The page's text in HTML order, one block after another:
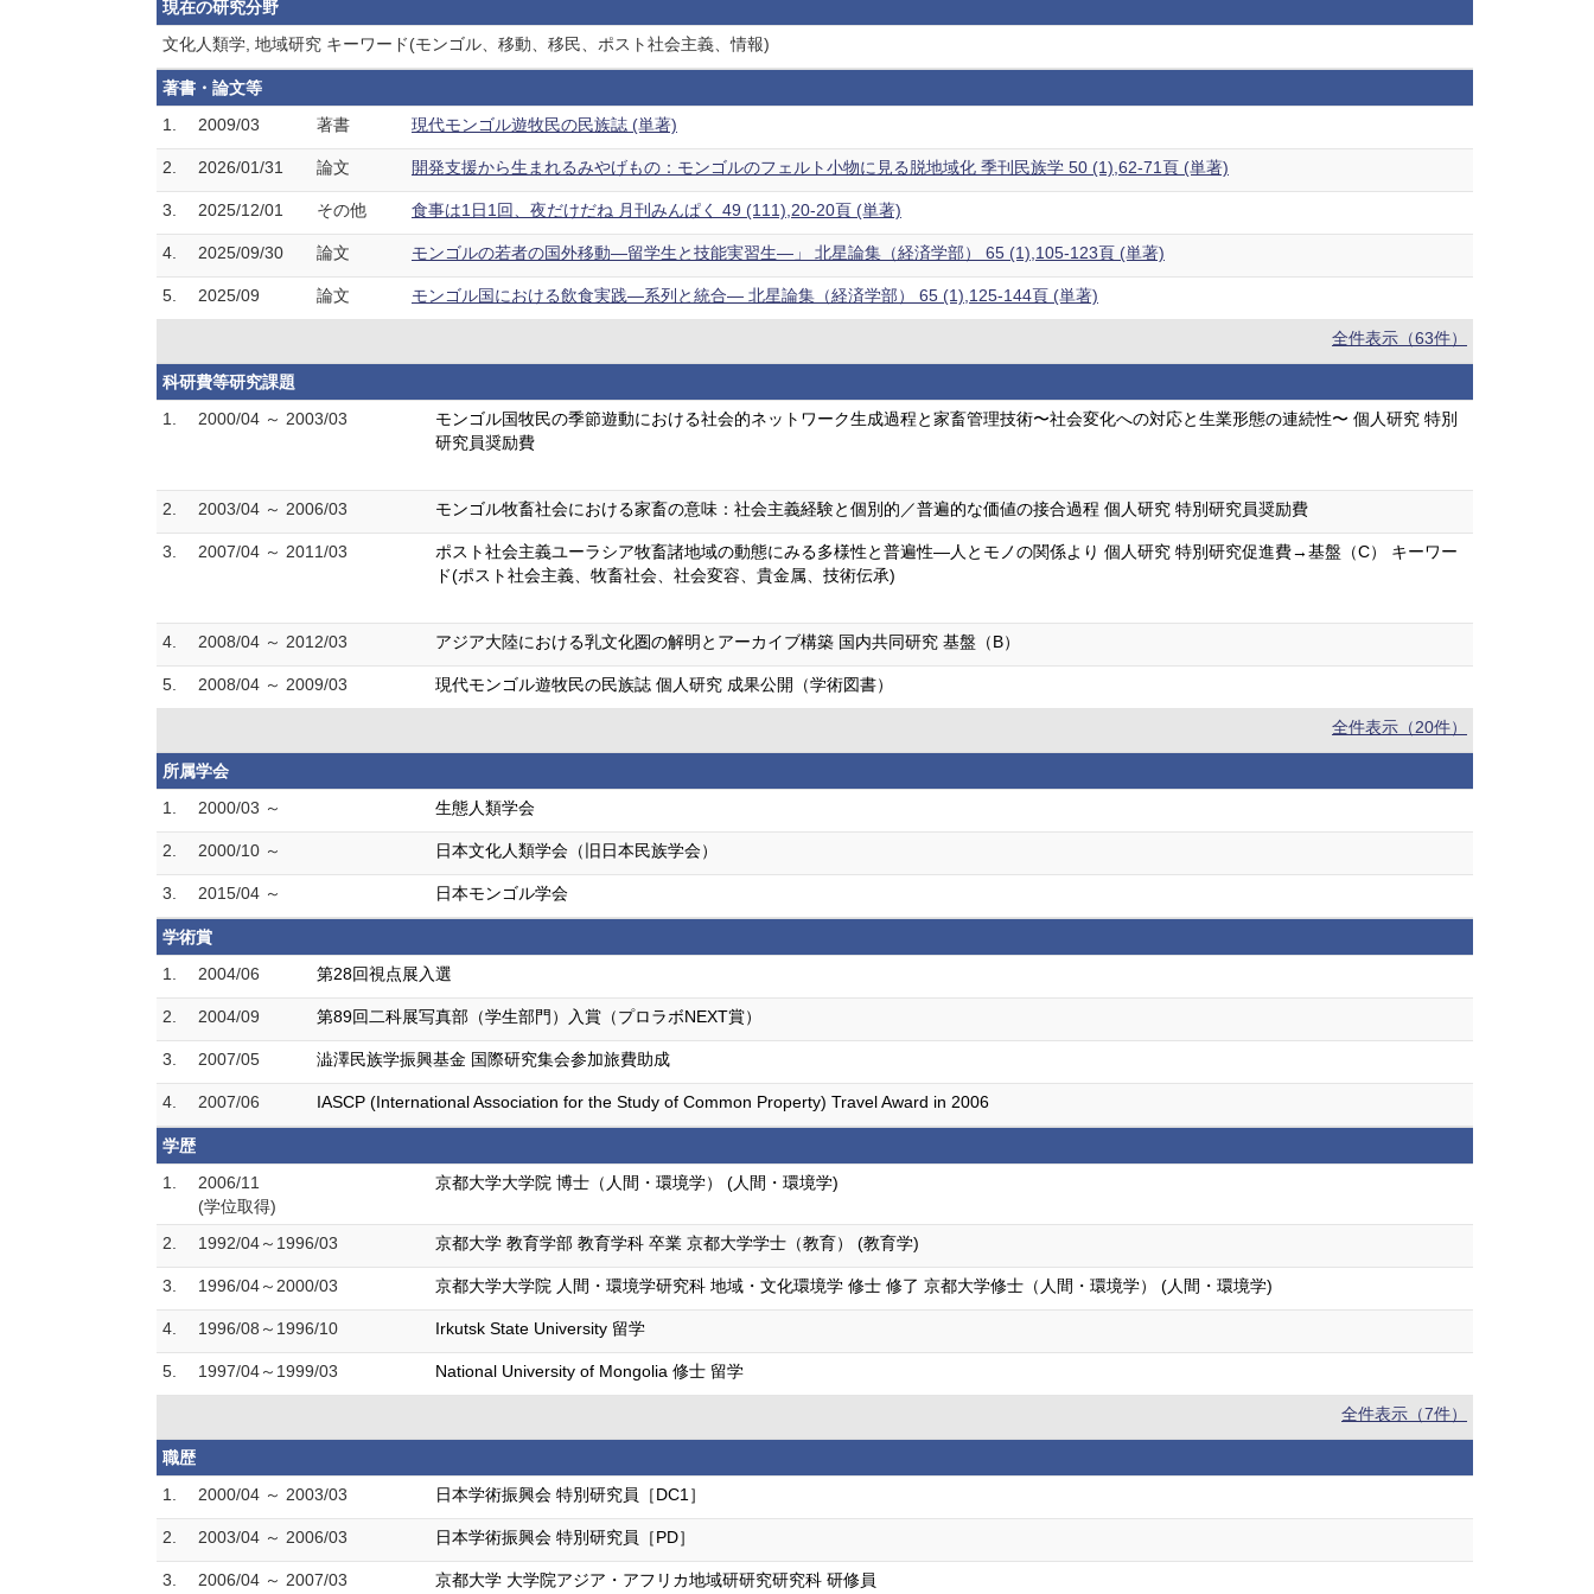
現在の研究分野
文化人類学, 地域研究 キーワード(モンゴル、移動、移民、ポスト社会主義、情報)
著書・論文等
1.
2009/03 著書 現代モンゴル遊牧民の民族誌 (単著)
2. 2026/01/31 論文 開発支援から生まれるみやげもの：モンゴルのフェルト小物に見る脱地域化 季刊民族学 50 (1),62-71頁 (単著)
3. 2025/12/01 その他 食事は1日1回、夜だけだね 月刊みんぱく 49 (111),20-20頁 (単著)
4. 2025/09/30 論文 モンゴルの若者の国外移動―留学生と技能実習生―」 北星論集（経済学部） 65 (1),105-123頁 (単著)
5. 2025/09 論文 モンゴル国における飲食実践―系列と統合― 北星論集（経済学部） 65 (1),125-144頁 (単著)
全件表示（63件）
科研費等研究課題
1.
2000/04 ～ 2003/03
モンゴル国牧民の季節遊動における社会的ネットワーク生成過程と家畜管理技術〜社会変化への対応と生業形態の連続性〜 個人研究 特別
研究員奨励費
2. 2003/04 ～ 2006/03 モンゴル牧畜社会における家畜の意味：社会主義経験と個別的／普遍的な価値の接合過程 個人研究 特別研究員奨励費
3. 2007/04 ～ 2011/03
ポスト社会主義ユーラシア牧畜諸地域の動態にみる多様性と普遍性—人とモノの関係より 個人研究 特別研究促進費→基盤（C） キーワー
ド(ポスト社会主義、牧畜社会、社会変容、貴金属、技術伝承)
4. 2008/04 ～ 2012/03 アジア大陸における乳文化圏の解明とアーカイブ構築 国内共同研究 基盤（B）
5. 2008/04 ～ 2009/03 現代モンゴル遊牧民の民族誌 個人研究 成果公開（学術図書）
全件表示（20件）
所属学会
1.
2000/03 ～ 生態人類学会
2. 2000/10 ～ 日本文化人類学会（旧日本民族学会）
3. 2015/04 ～ 日本モンゴル学会
学術賞
1.
2004/06 第28回視点展入選
2. 2004/09 第89回二科展写真部（学生部門）入賞（プロラボNEXT賞）
3. 2007/05 澁澤民族学振興基金 国際研究集会参加旅費助成
4. 2007/06 IASCP (International Association for the Study of Common Property) Travel Award in 2006
学歴
1.
2006/11
(学位取得)
京都大学大学院 博士（人間・環境学） (人間・環境学)
2. 1992/04～1996/03 京都大学 教育学部 教育学科 卒業 京都大学学士（教育） (教育学)
3. 1996/04～2000/03 京都大学大学院 人間・環境学研究科 地域・文化環境学 修士 修了 京都大学修士（人間・環境学） (人間・環境学)
4. 1996/08～1996/10 Irkutsk State University 留学
5. 1997/04～1999/03 National University of Mongolia 修士 留学
全件表示（7件）
職歴
1.
2000/04 ～ 2003/03 日本学術振興会 特別研究員［DC1］
2. 2003/04 ～ 2006/03 日本学術振興会 特別研究員［PD］
3. 2006/04 ～ 2007/03 京都大学 大学院アジア・アフリカ地域研研究研究科 研修員